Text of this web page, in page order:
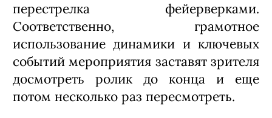
перестрелка фейерверками.
Соответственно, грамотное
использование динамики и ключевых
событий мероприятия заставят зрителя
досмотреть ролик до конца и еще
потом несколько раз пересмотреть.